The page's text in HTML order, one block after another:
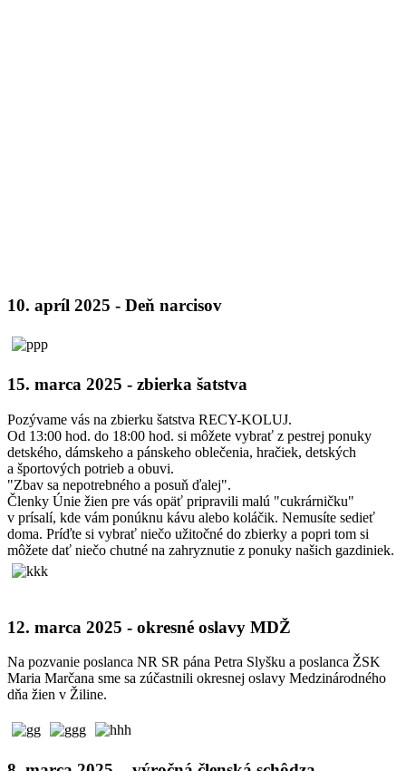
10. apríl 2025 - Deň narcisov
15. marca 2025 - zbierka šatstva
Pozývame vás na zbierku šatstva RECY-KOLUJ.
Od 13:00 hod. do 18:00 hod. si môžete vybrať z pestrej ponuky
detského, dámskeho a pánskeho oblečenia, hračiek, detských
a športových potrieb a obuvi.
"Zbav sa nepotrebného a posuň ďalej".
Členky Únie žien pre vás opäť pripravili malú "cukrárničku"
v prísalí, kde vám ponúknu kávu alebo koláčik. Nemusíte sedieť
doma. Príďte si vybrať niečo užitočné do zbierky a popri tom si
môžete dať niečo chutné na zahryznutie z ponuky našich gazdiniek.
12. marca 2025 - okresné oslavy MDŽ
Na pozvanie poslanca NR SR pána Petra Slyšku a poslanca ŽSK
Maria Marčana sme sa zúčastnili okresnej oslavy Medzinárodného
dňa žien v Žiline.